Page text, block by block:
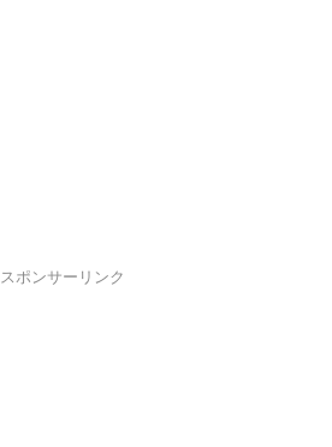
スポンサーリンク